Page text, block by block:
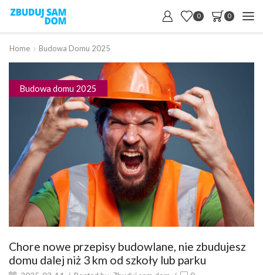
0 0
Home Budowa Domu 2025
Budowa domu 2025
Chore nowe przepisy budowlane, nie zbudujesz
domu dalej niż 3 km od szkoły lub parku